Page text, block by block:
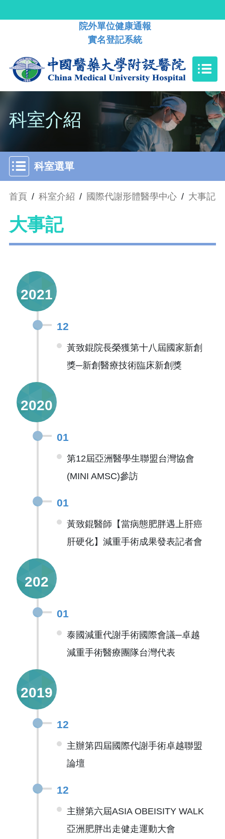
院外單位健康通報
實名登記系統
科室介紹
科室選單
首頁 / 科室介紹 / 國際代謝形體醫學中心 / 大事記
大事記
2021
12
黃致錕院長榮獲第十八屆國家新創
獎─新創醫療技術臨床新創獎
2020
01
第12屆亞洲醫學生聯盟台灣協會
(MINI AMSC)參訪
01
黃致錕醫師【當病態肥胖遇上肝癌
肝硬化】減重手術成果發表記者會
202
01
泰國減重代謝手術國際會議─卓越
減重手術醫療團隊台灣代表
2019
12
主辦第四屆國際代謝手術卓越聯盟
論壇
12
主辦第六屆ASIA OBEISITY WALK
亞洲肥胖出走健走運動大會